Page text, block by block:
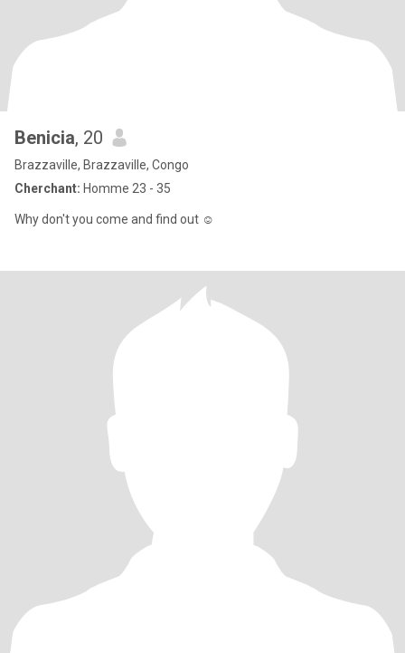
Benicia, 20
Brazzaville, Brazzaville, Congo
Cherchant: Homme 23 - 35
Why don't you come and find out ☺️